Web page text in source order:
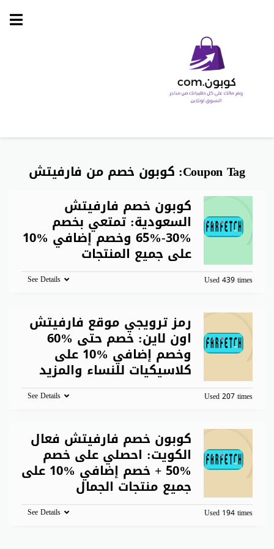
Skip
Coupon Tag: كوبون خصم من فارفيتش
كوبون خصم فارفيتش
السعودية: تمتعي بخصم
%30-%65 وخصم إضافي %10
على جميع المنتجات
Used 439 times
See Details
رمز ترويجي موقع فارفيتش
اون لاين: خصم حتى %60
وخصم إضافي %10 على
كلاسيكيات للنساء والمزيد
Used 207 times
See Details
كوبون خصم فارفيتش فعال
الكويت: احصلي على خصم
%50 + خصم إضافي %10 على
جميع منتجات الجمال
Used 194 times
See Details